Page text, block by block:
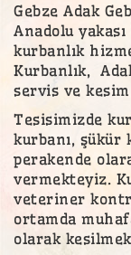
Gebze Adak
Anadolu
kurbanlık
Kurbanlık,
servis ve
Tesisimizde
kurbanı, şükür
perakende
vermekteyiz.
veteriner
ortamda
olarak